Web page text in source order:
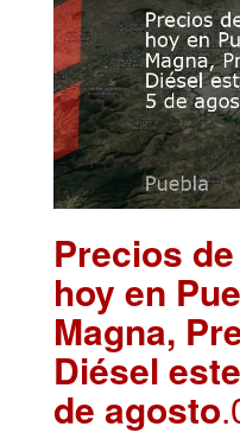
Precios
hoy en
Magna,
Diésel
de agosto